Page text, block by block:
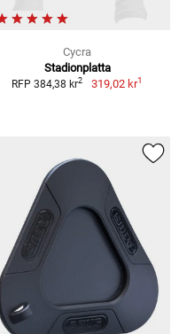
Cycra
Stadionplatta
RFP 384,38 kr2 319,02 kr1